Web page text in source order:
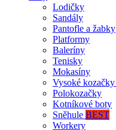
Lodičky
Sandály
Pantofle a žabky
Platformy
Baleríny
Tenisky
Mokasíny
Vysoké kozačky
Polokozačky
Kotníkové boty
Sněhule BEST
Workery